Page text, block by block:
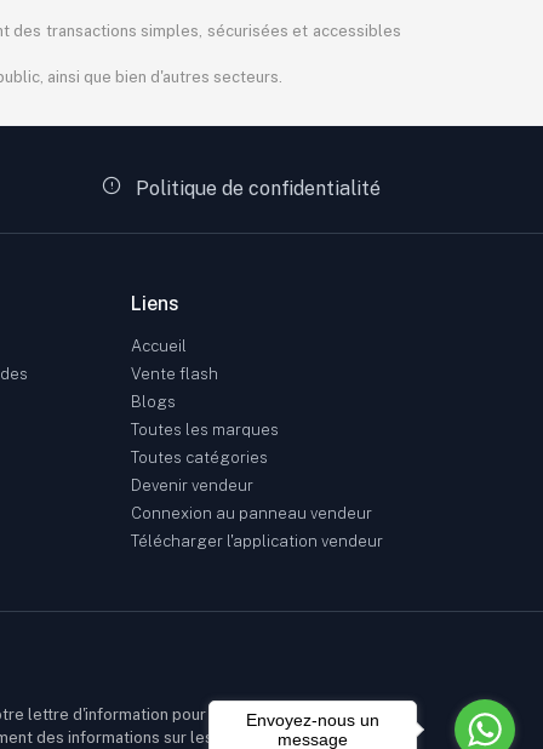
des transactions simples, sécurisées et accessibles
ainsi que bien d'autres secteurs.
Politique de confidentialité
Liens
Accueil
Vente flash
Blogs
Toutes les marques
Toutes catégories
Devenir vendeur
Connexion au panneau vendeur
Télécharger l'application vendeur
lettre d'information pour
des informations sur les
Envoyez-nous un
message